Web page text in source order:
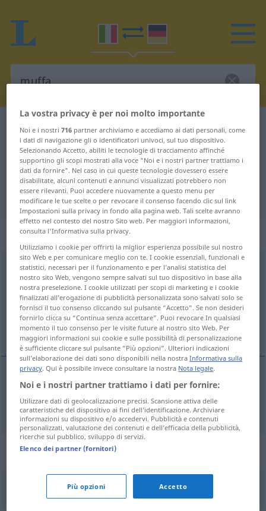
Dizionario Italiano-Tedesco muffa
Traduzione Italiano-Tedesco per
"muffa"
"muffa" traduzione Tedesco
„muffa“: femminile
muffa [ˈmuffa]f
Panoramica di tutte le traduzion
(Fai clic sulla/Tocca traduzione per maggiori dettagli)
Schimmelpilz
Schimmel(pilz) m muffa
Esempi di utilizzo "muffa"
coprirsi di muffa
La vostra privacy è per noi molto importante
Noi e i nostri716 partner archiviamo e accediamo ai dati personali, come
i dati di navigazione gli o identificatori univoci, sul tuo dispositivo.
Selezionando Accetto, abiliti le tecnologie di tracciamento affinché
supportino gli scopi mostrati alla voce "Noi e i nostri partner trattiamo i
dati da fornire". Nel caso in cui queste tecnologie dovessero essere
disabilitate, alcuni contenuti e annunci visualizzati potrebbero non
essere rilevanti. Puoi accedere nuovamente a questo menu per
modificare le tue scelte o per revocare il consenso facendo clic sul link
Impostazioni sulla privacy in fondo alla pagina web. Tali scelte avranno
effetto nel contesto del nostro Sito web. Per maggiori informazioni,
consulta l'Informativa sulla privacy.
Utilizziamo i cookie per offrirti la miglior esperienza possibile sul nostro
sito Web e per comunicare meglio con te. I cookie essenziali, funzionali e
statistici, necessari per il funzionamento e per l’analisi statistica del
nostro sito Web, vengono sempre salvati sul tuo dispositivo in base alla
nostra preselezione. I cookie utilizzati per scopi di marketing e i cookie
finalizzati all’erogazione di pubblicità personalizzata sono salvati solo se
fornisci il tuo consenso cliccando sul pulsante “Accetto”. Se non desideri
fornirlo clicca su “Continua senza accettare”. Puoi revocare In qualsiasi
momento il tuo consenso per le visite future al nostro sito Web. Per
maggiori informazioni sui cookie e sulle possibilità di personalizzazione
è sufficiente cliccare sul pulsante “Più opzioni”. Ulteriori indicazioni
sull’elaborazione dei dati sono disponibili nella nostraInformativa sulla
privacy. Qui è possibile invece consultare la nostra Nota legale.
Noi e i nostri partner trattiamo i dati per fornire:
Utilizzare dati di geolocalizzazione precisi. Scansione attiva delle
caratteristiche del dispositivo ai fini dell’identificazione. Archiviare
informazioni su dispositivo e/o accedervi. Pubblicità e contenuti
personalizzati, valutazione dei contenuti e dell’efficacia della pubblicità,
ricerche sul pubblico, sviluppo di servizi.
Elenco dei partner (fornitori)
Più opzioni Accetto